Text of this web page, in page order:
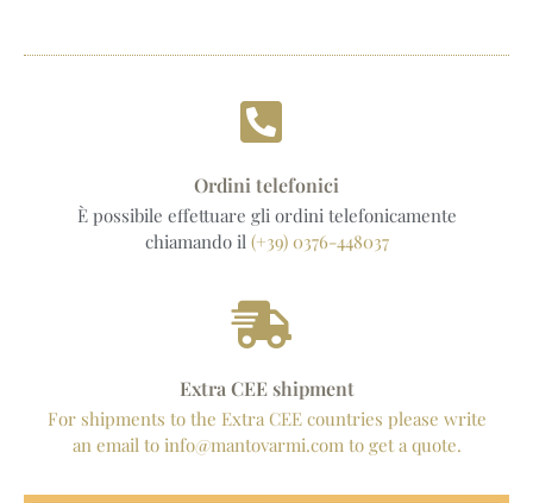
Ordini telefonici
È possibile effettuare gli ordini telefonicamente
chiamando il (+39) 0376-448037
Extra CEE shipment
For shipments to the Extra CEE countries please write
an email to info@mantovarmi.com to get a quote.